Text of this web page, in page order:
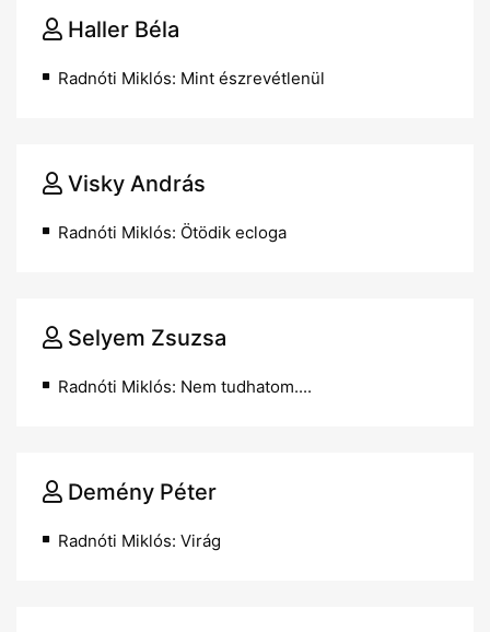
Haller Béla
Radnóti Miklós: Mint észrevétlenül
Visky András
Radnóti Miklós: Ötödik ecloga
Selyem Zsuzsa
Radnóti Miklós: Nem tudhatom....
Demény Péter
Radnóti Miklós: Virág